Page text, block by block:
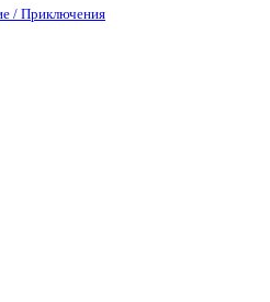
/ Приключения